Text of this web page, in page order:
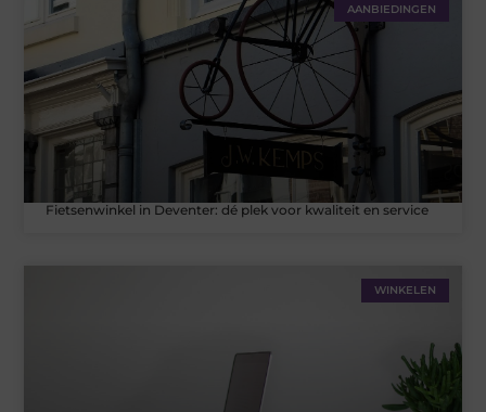
AANBIEDINGEN
Fietsenwinkel in Deventer: dé plek voor kwaliteit en service
WINKELEN